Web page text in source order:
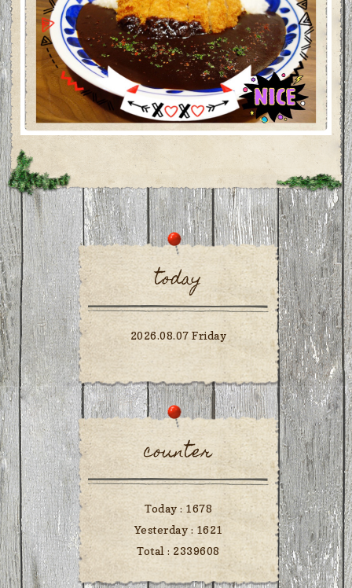
today
2026.08.07 Friday
counter
Today : 1678
Yesterday : 1621
Total : 2339608